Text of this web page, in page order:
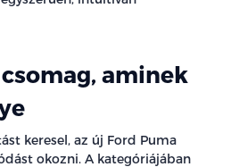
csomag, aminek
keresel, az új Ford Puma
okozni. A kategóriájában